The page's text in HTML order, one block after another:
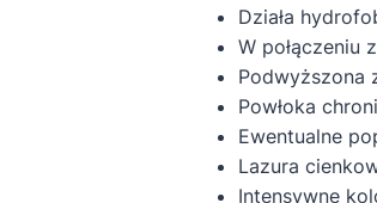
Działa
W połączeniu
Podwyższona
Powłoka
Ewentualne
Lazura
Intensywne